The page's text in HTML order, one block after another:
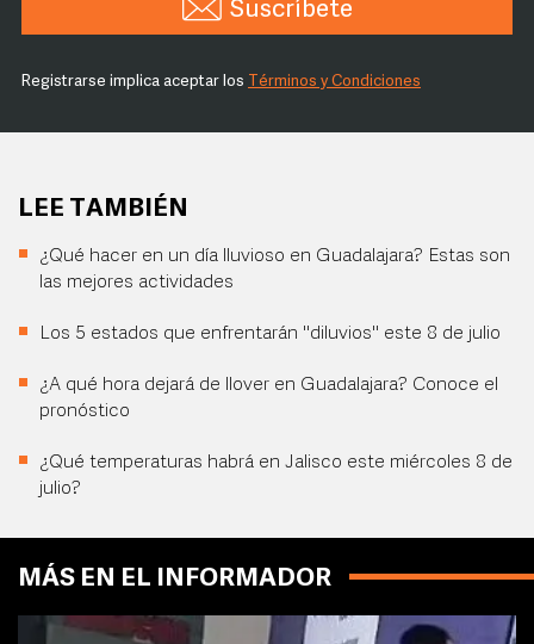
Suscríbete
Registrarse implica aceptar los Términos y Condiciones
LEE TAMBIÉN
¿Qué hacer en un día lluvioso en Guadalajara? Estas son
las mejores actividades
Los 5 estados que enfrentarán "diluvios" este 8 de julio
¿A qué hora dejará de llover en Guadalajara? Conoce el
pronóstico
¿Qué temperaturas habrá en Jalisco este miércoles 8 de
julio?
MÁS EN EL INFORMADOR